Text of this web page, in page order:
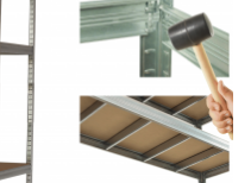
czegoś w
nami: